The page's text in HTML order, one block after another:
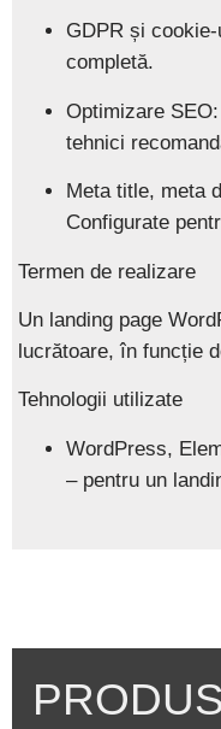
GDPR și cookie-
completă.
Optimizare SEO:
tehnici
Meta title, meta
Configurate
Termen de realizare
Un landing page
lucrătoare, în funcție
Tehnologii utilizate
WordPress,
– pentru un